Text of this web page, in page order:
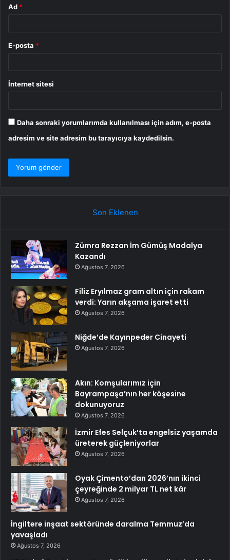
Ad *
E-posta *
İnternet sitesi
Daha sonraki yorumlarımda kullanılması için adım, e-posta
adresim ve site adresim bu tarayıcıya kaydedilsin.
Son Eklenen
Zümra Rezzan İm Gümüş Madalya
Kazandı
Ağustos 7, 2026
Filiz Eryılmaz gram altın için rakam
verdi: Yarın akşama işaret etti
Ağustos 7, 2026
Niğde’de Kayınpeder Cinayeti
Ağustos 7, 2026
Akın: Komşularımız için
Bayrampaşa’nın her köşesine
dokunuyoruz
Ağustos 7, 2026
İzmir Efes Selçuk’ta engelsiz yaşamda
üreterek güçleniyorlar
Ağustos 7, 2026
Oyak Çimento’dan 2026’nın ikinci
çeyreğinde 2 milyar TL net kâr
Ağustos 7, 2026
İngiltere inşaat sektöründe daralma Temmuz’da
yavaşladı
Ağustos 7, 2026